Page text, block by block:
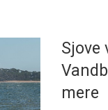
Sjove
mere